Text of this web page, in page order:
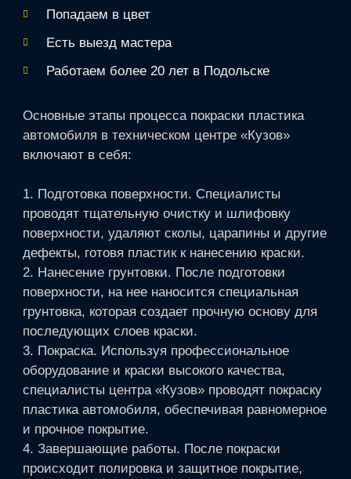
Попадаем в цвет
Есть выезд мастера
Работаем более 20 лет в Подольске
Основные этапы процесса покраски пластика
автомобиля в техническом центре «Кузов»
включают в себя:
1. Подготовка поверхности. Специалисты
проводят тщательную очистку и шлифовку
поверхности, удаляют сколы, царапины и другие
дефекты, готовя пластик к нанесению краски.
2. Нанесение грунтовки. После подготовки
поверхности, на нее наносится специальная
грунтовка, которая создает прочную основу для
последующих слоев краски.
3. Покраска. Используя профессиональное
оборудование и краски высокого качества,
специалисты центра «Кузов» проводят покраску
пластика автомобиля, обеспечивая равномерное
и прочное покрытие.
4. Завершающие работы. После покраски
происходит полировка и защитное покрытие,